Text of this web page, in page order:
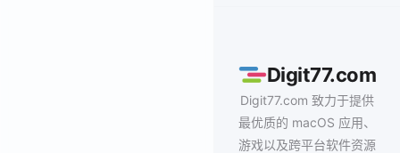
Digit77.com
Digit77.com 致力于提供
最优质的 macOS 应用、
游戏以及跨平台软件资源